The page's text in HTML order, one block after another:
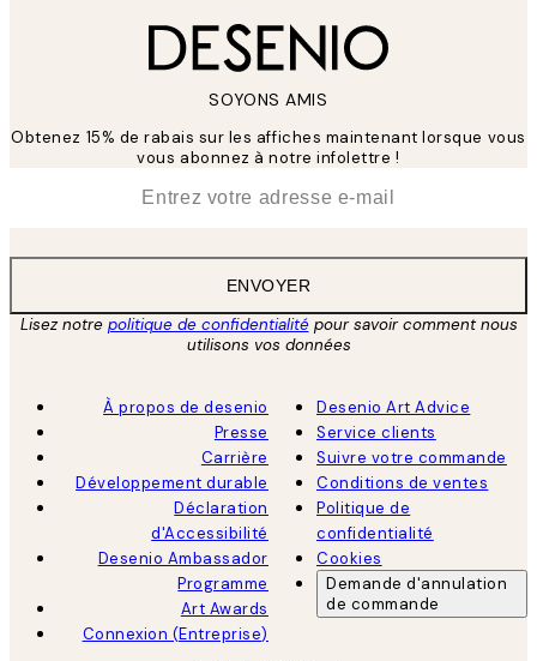
SOYONS AMIS
Obtenez 15% de rabais sur les affiches maintenant lorsque vous
vous abonnez à notre infolettre !
ENVOYER
Lisez notre politique de confidentialitépour savoir comment nous
utilisons vos données
À propos de desenio
Presse
Carrière
Développement durable
Déclaration
d'Accessibilité
Desenio Ambassador
Programme
Art Awards
Connexion (Entreprise)
Desenio Art Advice
Service clients
Suivre votre commande
Conditions de ventes
Politique de
confidentialité
Cookies
Demande d'annulation
de commande